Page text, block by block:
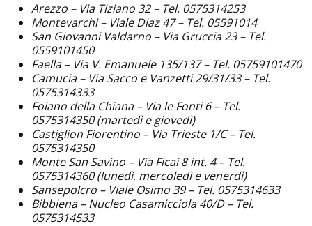
Arezzo – Via Tiziano 32 – Tel. 0575314253
Montevarchi – Viale Diaz 47 – Tel. 05591014
San Giovanni Valdarno – Via Gruccia 23 – Tel.
0559101450
Faella – Via V. Emanuele 135/137 – Tel. 05759101470
Camucia – Via Sacco e Vanzetti 29/31/33 – Tel.
0575314333
Foiano della Chiana – Via le Fonti 6 – Tel.
0575314350 (martedì e giovedì)
Castiglion Fiorentino – Via Trieste 1/C – Tel.
0575314350
Monte San Savino – Via Ficai 8 int. 4 – Tel.
0575314360 (lunedì, mercoledì e venerdì)
Sansepolcro – Viale Osimo 39 – Tel. 0575314633
Bibbiena – Nucleo Casamicciola 40/D – Tel.
0575314533